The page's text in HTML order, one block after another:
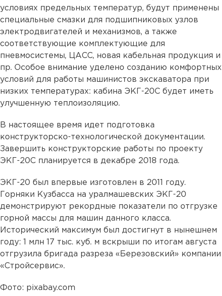
условиях предельных температур, будут применены
специальные смазки для подшипниковых узлов
электродвигателей и механизмов, а также
соответствующие комплектующие для
пневмосистемы, ЦАСС, новая кабельная продукция и
пр. Особое внимание уделено созданию комфортных
условий для работы машинистов экскаватора при
низких температурах: кабина ЭКГ-20С будет иметь
улучшенную теплоизоляцию.
В настоящее время идет подготовка
конструкторско-технологической документации.
Завершить конструкторские работы по проекту
ЭКГ-20С планируется в декабре 2018 года.
ЭКГ-20 был впервые изготовлен в 2011 году.
Горняки Кузбасса на уралмашевских ЭКГ-20
демонстрируют рекордные показатели по отгрузке
горной массы для машин данного класса.
Исторический максимум был достигнут в нынешнем
году: 1 млн 17 тыс. куб. м вскрыши по итогам августа
отгрузила бригада разреза «Березовский» компании
«Стройсервис».
Фото: pixabay.com